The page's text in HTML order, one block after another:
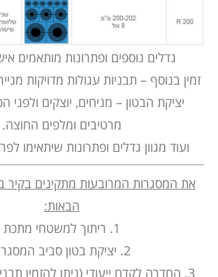
.גדלים נוספים ופתרונות מותאמים
זמין בנוסף – תבניות עגולות מדויקות
יציקת הבטון – מניחים, יוצקים ולפני
מרטיבים ומלפים החוצה.
ועוד מגוון גדלים ופתרונות שיתאימו
את המסגרות המרובעות מתקינים בקיר
הבאות:
1. ריתוך למשטחי מתכת
2. יציקת בטון סביב המסגרת
3. החדרה לקדח ייעודי (ניתן להזמין